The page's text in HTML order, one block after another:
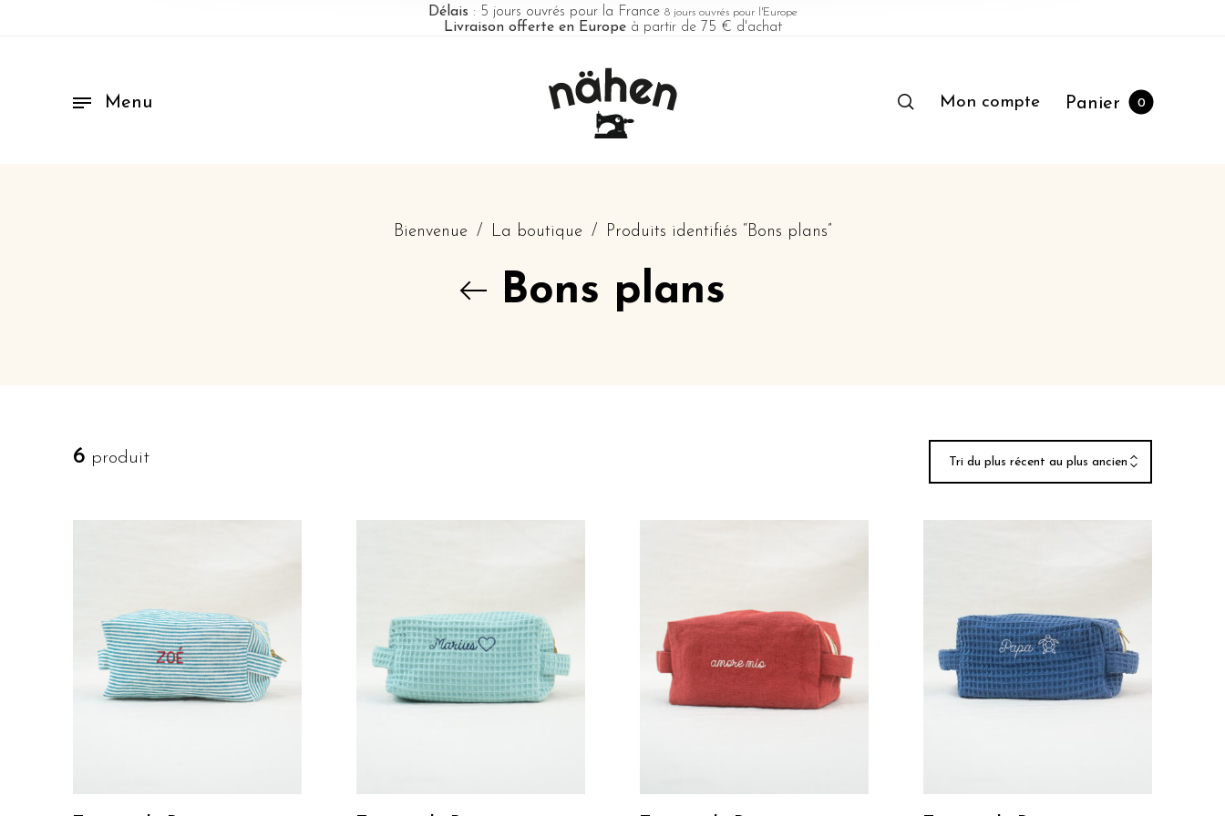
Délais : 5 jours ouvrés pour la France 8 jours ouvrés pour l'Europe
Livraison offerte en Europeà partir de 75 € d'achat
Menu Mon compte Panier 0
Bienvenue / La boutique / Produits identifiés “Bons plans”
Bons plans
6 produit Tri du plus récent au plus ancien
Je Personnalise Je Personnalise Je Personnalise Je Personnalise